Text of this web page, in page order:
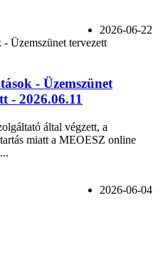
2026-06-22
- Üzemszünet
- 2026.06.11
által végzett, a
miatt a MEOESZ online
2026-06-04